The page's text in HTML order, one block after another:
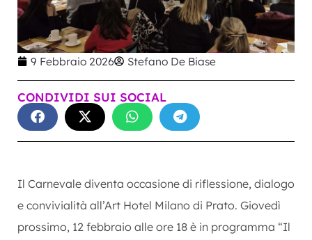
9 Febbraio 2026 Stefano De Biase
CONDIVIDI SUI SOCIAL
Il Carnevale diventa occasione di riflessione, dialogo
e convivialità all’Art Hotel Milano di Prato. Giovedì
prossimo, 12 febbraio alle ore 18 è in programma “Il